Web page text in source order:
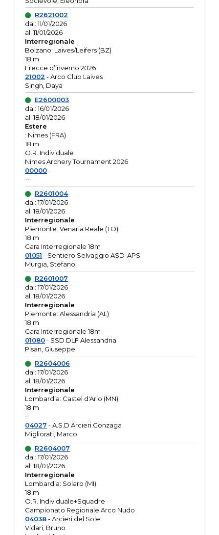
R2621002
dal: 11/01/2026
al: 11/01/2026
Interregionale
Bolzano: Laives/Leifers (BZ)
18 m
Frecce d’inverno 2026
21002 - Arco Club Laives
Singh, Daya
E2600003
dal: 16/01/2026
al: 18/01/2026
Estere
: Nimes (FRA)
18 m
O.R. Individuale
Nimes Archery Tournament 2026
00000-
--
R2601004
dal: 17/01/2026
al: 18/01/2026
Interregionale
Piemonte: Venaria Reale (TO)
18 m
Gara Interregionale 18m
01051 - Sentiero Selvaggio ASD-APS
Murgia, Stefano
R2601007
dal: 17/01/2026
al: 18/01/2026
Interregionale
Piemonte: Alessandria (AL)
18 m
Gara Interregionale 18m
01080- SSD DLF Alessandria
Pisan, Giuseppe
R2604006
dal: 17/01/2026
al: 18/01/2026
Interregionale
Lombardia: Castel d'Ario (MN)
18 m
--
04027 - A.S.D.Arcieri Gonzaga
Migliorati, Marco
R2604007
dal: 17/01/2026
al: 18/01/2026
Interregionale
Lombardia: Solaro (MI)
18 m
O.R. Individuale+Squadre
Campionato Regionale Arco Nudo
04038- Arcieri del Sole
Vidari, Bruno